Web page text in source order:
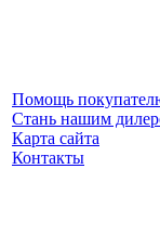
Помощь
Стань нашим
Карта сайта
Контакты